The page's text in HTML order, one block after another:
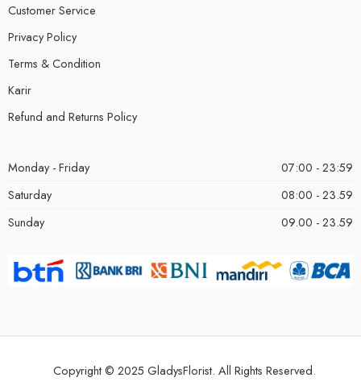
Customer Service
Privacy Policy
Terms & Condition
Karir
Refund and Returns Policy
Monday - Friday
07:00 - 23:59
Saturday
08:00 - 23.59
Sunday
09.00 - 23.59
Copyright © 2025 GladysFlorist. All Rights Reserved.